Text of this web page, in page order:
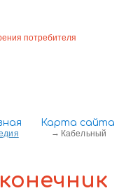
Карта сайта
потребителя
Кабельный